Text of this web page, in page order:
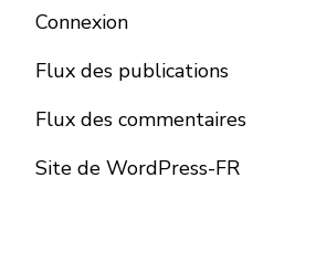
Connexion
Flux des publications
Flux des commentaires
Site de WordPress-FR